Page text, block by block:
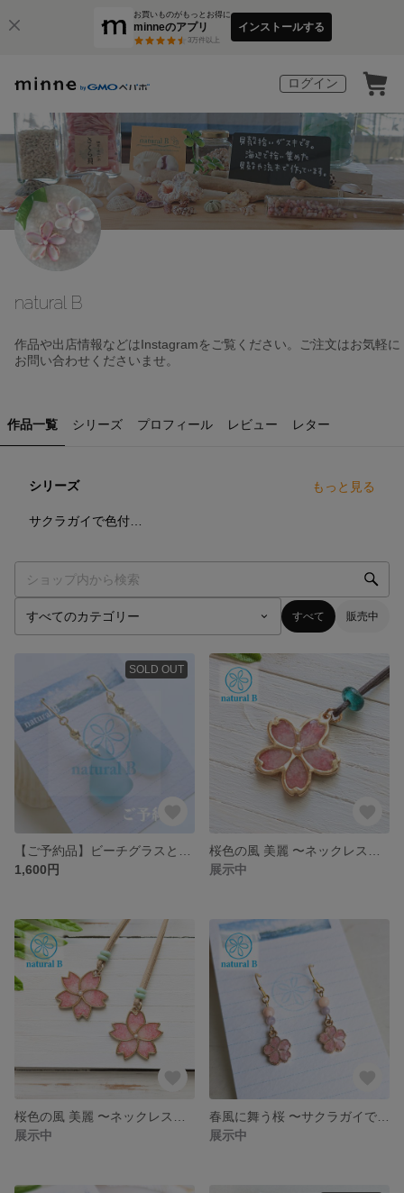
お買いものがもっとお得に
minneのアプリ
3万件以上
インストールする
ログイン
natural B
作品や出店情報などはInstagramをご覧ください。ご注文はお気軽に
お問い合わせくださいませ。
作品一覧 シリーズ プロフィール レビュー レター
シリーズ もっと見る
すべて 販売中
SOLD OUT
1,600円
展示中
展示中
展示中